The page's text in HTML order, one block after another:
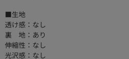
■生地
透け感：なし
裏 地：あり
伸縮性：なし
光沢感：なし